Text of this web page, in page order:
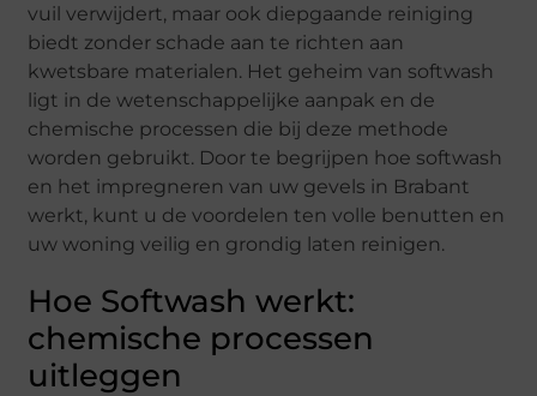
vuil verwijdert, maar ook diepgaande reiniging
biedt zonder schade aan te richten aan
kwetsbare materialen. Het geheim van softwash
ligt in de wetenschappelijke aanpak en de
chemische processen die bij deze methode
worden gebruikt. Door te begrijpen hoe softwash
en het impregneren van uw gevels in Brabant
werkt, kunt u de voordelen ten volle benutten en
uw woning veilig en grondig laten reinigen.
Hoe Softwash werkt:
chemische processen
uitleggen